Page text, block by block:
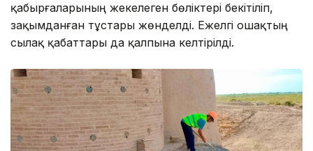
қабырғаларының жекелеген бөліктері бекітіліп,
зақымданған тұстары жөнделді. Ежелгі ошақтың
сылақ қабаттары да қалпына келтірілді.